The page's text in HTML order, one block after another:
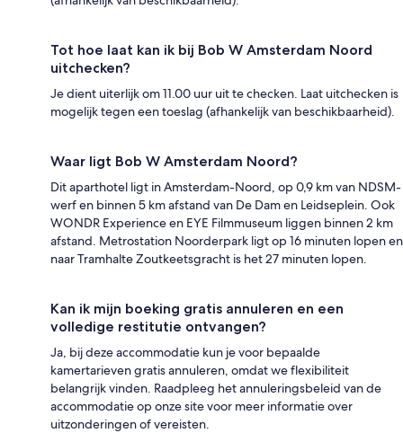
Tot hoe laat kan ik bij Bob W Amsterdam Noord
uitchecken?
Je dient uiterlijk om 11.00 uur uit te checken. Laat uitchecken is
mogelijk tegen een toeslag (afhankelijk van beschikbaarheid).
Waar ligt Bob W Amsterdam Noord?
Dit aparthotel ligt in Amsterdam-Noord, op 0,9 km van NDSM-
werf en binnen 5 km afstand van De Dam en Leidseplein. Ook
WONDR Experience en EYE Filmmuseum liggen binnen 2 km
afstand. Metrostation Noorderpark ligt op 16 minuten lopen en
naar Tramhalte Zoutkeetsgracht is het 27 minuten lopen.
Kan ik mijn boeking gratis annuleren en een
volledige restitutie ontvangen?
Ja, bij deze accommodatie kun je voor bepaalde
kamertarieven gratis annuleren, omdat we flexibiliteit
belangrijk vinden. Raadpleeg het annuleringsbeleid van de
accommodatie op onze site voor meer informatie over
uitzonderingen of vereisten.